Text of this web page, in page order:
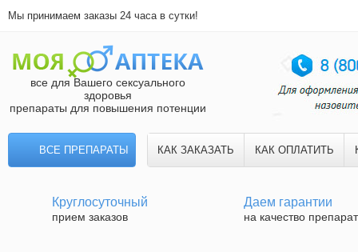
Мы принимаем заказы 24 часа в сутки!
все для Вашего сексуального
здоровья
препараты для повышения потенции
ВСЕ ПРЕПАРАТЫ КАК ЗАКАЗАТЬ КАК ОПЛАТИТЬ
Круглосуточный
прием заказов
Даем гарантии
на качество